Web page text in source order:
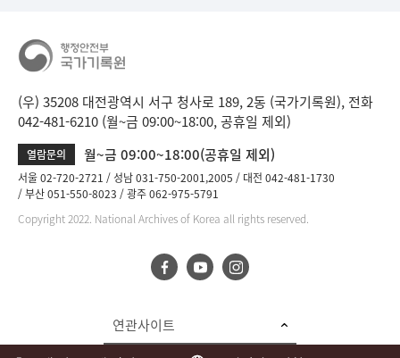
(우) 35208 대전광역시 서구 청사로 189, 2동 (국가기록원), 전화
042-481-6210 (월~금 09:00~18:00, 공휴일 제외)
열람문의 월~금 09:00~18:00(공휴일 제외)
서울 02-720-2721 성남 031-750-2001,2005
대전 042-481-1730
부산 051-550-8023
광주 062-975-5791
Copyright 2022. National Archives of Korea all rights reserved.
연관사이트